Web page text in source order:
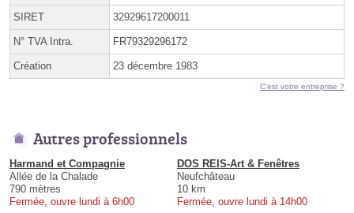
SIRET 32929617200011
N° TVA Intra. FR79329296172
Création 23 décembre 1983
C'est votre entreprise ?
Autres professionnels
Harmand et Compagnie
Allée de la Chalade
790 mètres
Fermée, ouvre lundi à 6h00
DOS REIS-Art & Fenêtres
Neufchâteau
10 km
Fermée, ouvre lundi à 14h00